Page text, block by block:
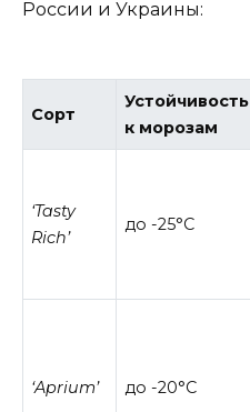
России и Украины:
Сорт
Устойчивость
к морозам
‘Tasty
Rich’
до -25°C
‘Aprium’ до -20°C